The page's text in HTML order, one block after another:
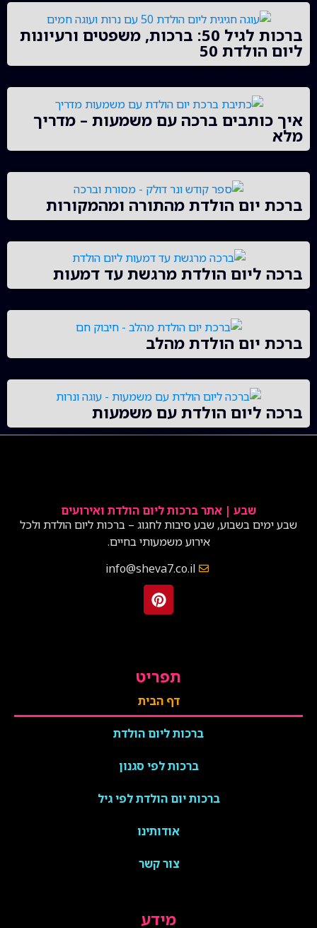
ברכות לגיל 50: ברכות, משפטים ורעיונות
ליום הולדת 50
איך כותבים ברכה עם משמעות – מדריך
מלא
ברכת יום הולדת מהתורה ומהמקורות
ברכה ליום הולדת מרגשת עד דמעות
ברכת יום הולדת מהלב
ברכה ליום הולדת עם משמעות
שבע | אתר ברכות ליום הולדת ואירועים
שבע ימים בשבוע, שבע סיבות לחגוג – ברכות ליום הולדת ולכל
אירוע משמעותי בחיים.
info@sheva7.co.il
תפריט
דף הבית
ברכות ליום הולדת
ברכות לפי סגנון
ברכות יום הולדת לפי גיל
אודותינו
צור קשר
מידע